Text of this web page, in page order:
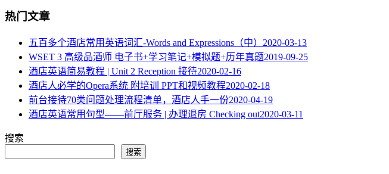
热门文章
五百多个酒店常用英语词汇-Words and Expressions（中） 2020-03-13
WSET 3 高级品酒师 电子书+学习笔记+模拟题+历年真题2019-09-25
酒店英语简易教程 | Unit 2 Reception 接待2020-02-16
酒店人必学的Opera系统 附培训 PPT和视频教程2020-02-18
​前台接待70类问题处理流程清单，酒店人手一份2020-04-19
酒店英语常用句型——前厅服务 | 办理退房 Checking out2020-03-11
搜索
搜索